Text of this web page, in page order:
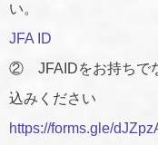
い。
JFA ID
② JFAIDをお持ちで
込みください
https://forms.gle/